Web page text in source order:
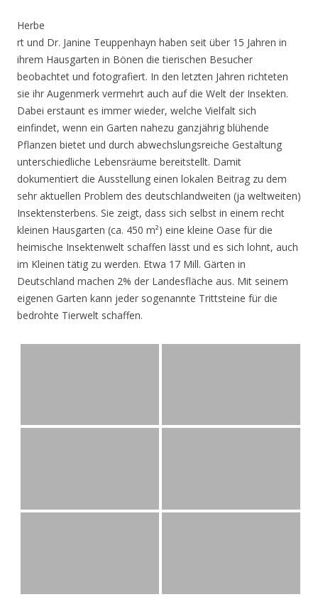
Herbe
rt und Dr. Janine Teuppenhayn haben seit über 15 Jahren in
ihrem Hausgarten in Bönen die tierischen Besucher
beobachtet und fotografiert. In den letzten Jahren richteten
sie ihr Augenmerk vermehrt auch auf die Welt der Insekten.
Dabei erstaunt es immer wieder, welche Vielfalt sich
einfindet, wenn ein Garten nahezu ganzjährig blühende
Pflanzen bietet und durch abwechslungsreiche Gestaltung
unterschiedliche Lebensräume bereitstellt. Damit
dokumentiert die Ausstellung einen lokalen Beitrag zu dem
sehr aktuellen Problem des deutschlandweiten (ja weltweiten)
Insektensterbens. Sie zeigt, dass sich selbst in einem recht
kleinen Hausgarten (ca. 450 m²) eine kleine Oase für die
heimische Insektenwelt schaffen lässt und es sich lohnt, auch
im Kleinen tätig zu werden. Etwa 17 Mill. Gärten in
Deutschland machen 2% der Landesfläche aus. Mit seinem
eigenen Garten kann jeder sogenannte Trittsteine für die
bedrohte Tierwelt schaffen.